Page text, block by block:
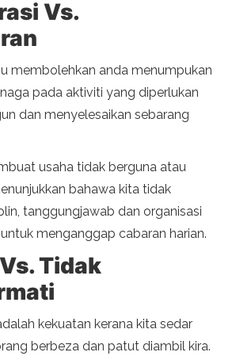
Vs.
membolehkan anda menumpukan
pada aktiviti yang diperlukan
dan menyelesaikan sebarang
usaha tidak berguna atau
bahawa kita tidak
tanggungjawab dan organisasi
menganggap cabaran harian.
Tidak
kekuatan kerana kita sedar
berbeza dan patut diambil kira.